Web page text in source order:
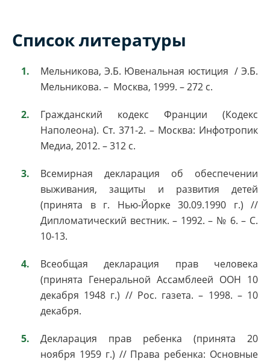
Список литературы
Мельникова, Э.Б. Ювенальная юстиция / Э.Б.
Мельникова. – Москва, 1999. – 272 с.
Гражданский кодекс Франции (Кодекс
Наполеона). Ст. 371-2. – Москва: Инфотропик
Медиа, 2012. – 312 с.
Всемирная декларация об обеспечении
выживания, защиты и развития детей
(принята в г. Нью-Йорке 30.09.1990 г.) //
Дипломатический вестник. – 1992. – № 6. – С.
10-13.
Всеобщая декларация прав человека
(принята Генеральной Ассамблеей ООН 10
декабря 1948 г.) // Рос. газета. – 1998. – 10
декабря.
Декларация прав ребенка (принята 20
ноября 1959 г.) // Права ребенка: Основные